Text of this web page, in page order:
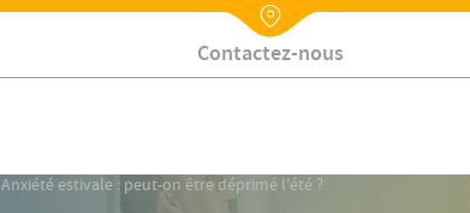
Nx:Annuaire
Contactez-nous
Anxiété estivale : peut-on être déprimé l'été ?
Trouble de l'anxiété sociale